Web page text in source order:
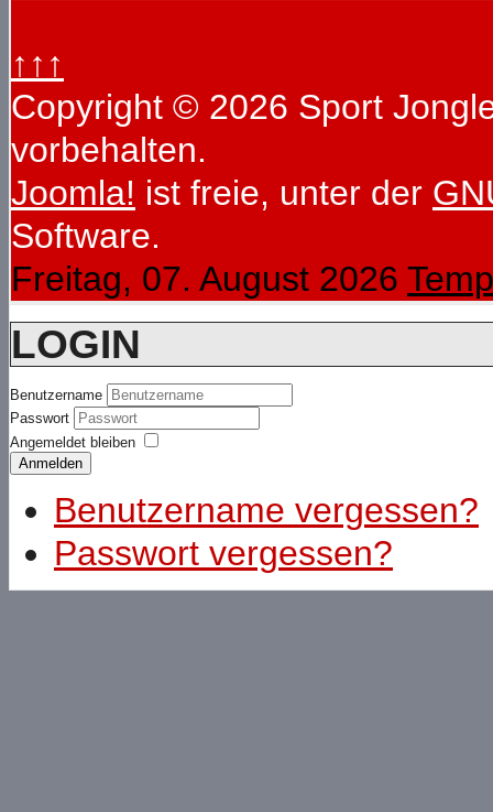
↑↑↑
Copyright © 2026 Sport
vorbehalten.
Joomla! ist freie, unter der
Software.
Freitag, 07. August 2026
LOGIN
Benutzername
Passwort
Angemeldet bleiben
Anmelden
Benutzername vergessen?
Passwort vergessen?